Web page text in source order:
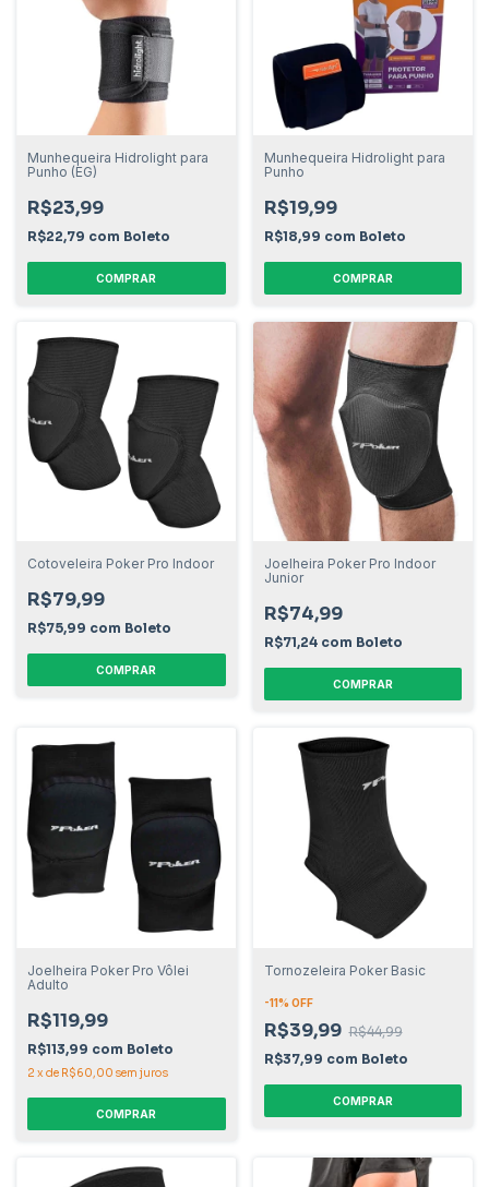
Munhequeira Hidrolight para
Punho (EG)
R$23,99
R$22,79 com Boleto
COMPRAR
Munhequeira Hidrolight para
Punho
R$19,99
R$18,99 com Boleto
COMPRAR
Cotoveleira Poker Pro Indoor
R$79,99
R$75,99 com Boleto
COMPRAR
Joelheira Poker Pro Indoor
Junior
R$74,99
R$71,24 com Boleto
COMPRAR
Joelheira Poker Pro Vôlei
Adulto
R$119,99
R$113,99 com Boleto
2 x de R$60,00 sem juros
COMPRAR
Tornozeleira Poker Basic
-11% OFF
R$39,99 R$44,99
R$37,99 com Boleto
COMPRAR